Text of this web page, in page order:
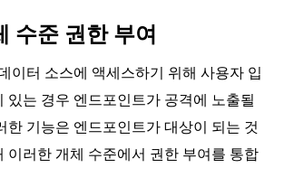
수준 권한 부여
이터 소스에 액세스하기 위해 사용자 입
있는 경우 엔드포인트가 공격에 노출될
한 기능은 엔드포인트가 대상이 되는 것
이러한 개체 수준에서 권한 부여를 통합